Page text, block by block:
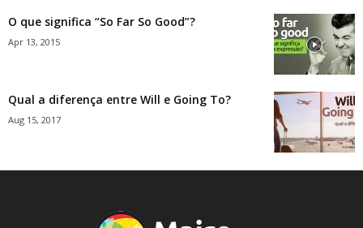
O que significa “So Far So Good”?
Apr 13, 2015
Qual a diferença entre Will e Going To?
Aug 15, 2017